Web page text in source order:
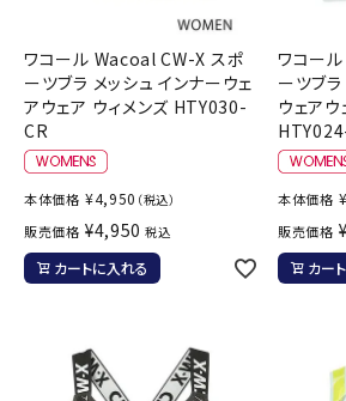
ワコール Wacoal CW-X スポ
ーツブラ メッシュ インナーウェ
アウェア ウィメンズ HTY030-
CR
本体価格 ¥4,950 （税込）
販売価格 ¥4,950 税込
カートに入れる
ワコー
ーツブ
ウェア
本体価格 ¥
販売価格 ¥
カー